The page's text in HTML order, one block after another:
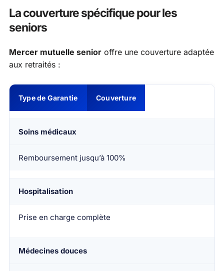
La couverture spécifique pour les
seniors
Mercer mutuelle senior offre une couverture adaptée
aux retraités :
Type de Garantie Couverture
Soins médicaux
Remboursement jusqu’à 100%
Hospitalisation
Prise en charge complète
Médecines douces